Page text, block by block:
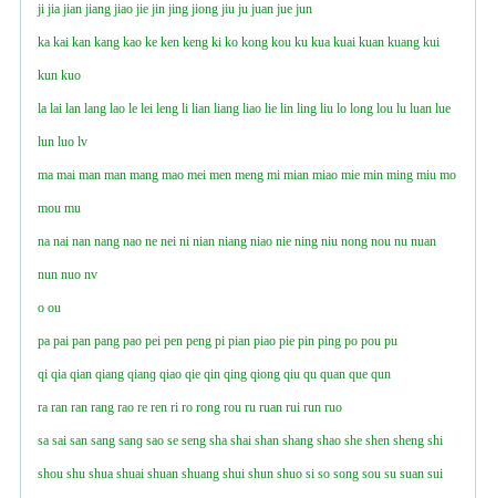
ji jia jian jiang jiao jie jin jing jiong jiu ju juan jue jun
ka kai kan kang kao ke ken keng ki ko kong kou ku kua kuai kuan kuang kui
kun kuo
la lai lan lang lao le lei leng li lian liang liao lie lin ling liu lo long lou lu luan lue
lun luo lv
ma mai man man mang mao mei men meng mi mian miao mie min ming miu mo
mou mu
na nai nan nang nao ne nei ni nian niang niao nie ning niu nong nou nu nuan
nun nuo nv
o ou
pa pai pan pang pao pei pen peng pi pian piao pie pin ping po pou pu
qi qia qian qiang qianɡ qiao qie qin qing qiong qiu qu quan que qun
ra ran ran rang rao re ren ri ro rong rou ru ruan rui run ruo
sa sai san sang sanɡ sao se seng sha shai shan shang shao she shen sheng shi
shou shu shua shuai shuan shuang shui shun shuo si so song sou su suan sui